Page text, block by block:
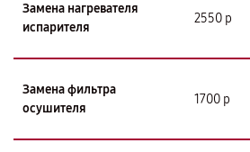
Замена нагревателя
испарителя
2550 р
Замена фильтра
осушителя
1700 р